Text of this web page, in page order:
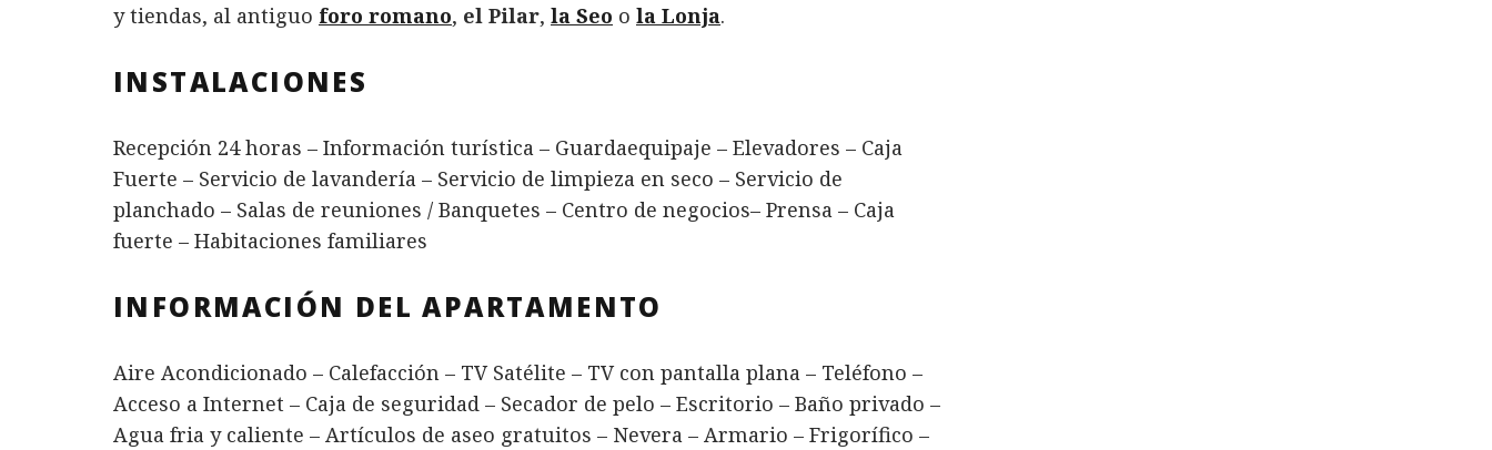
y tiendas, al antiguo foro romano, el Pilar, la Seo o la Lonja.
INSTALACIONES
Recepción 24 horas – Información turística – Guardaequipaje – Elevadores – Caja
Fuerte – Servicio de lavandería – Servicio de limpieza en seco – Servicio de
planchado – Salas de reuniones / Banquetes – Centro de negocios– Prensa – Caja
fuerte – Habitaciones familiares
INFORMACIÓN DEL APARTAMENTO
Aire Acondicionado – Calefacción – TV Satélite – TV con pantalla plana – Teléfono –
Acceso a Internet – Caja de seguridad – Secador de pelo – Escritorio – Baño privado –
Agua fria y caliente – Artículos de aseo gratuitos – Nevera – Armario – Frigorífico –